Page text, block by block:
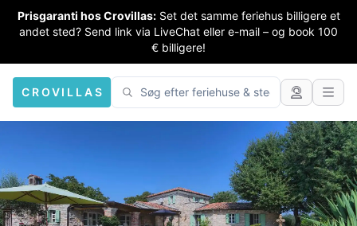
Prisgaranti hos Crovillas: Set det samme feriehus billigere et
andet sted? Send link via LiveChat eller e-mail – og book 100
€ billigere!
CROVILLAS